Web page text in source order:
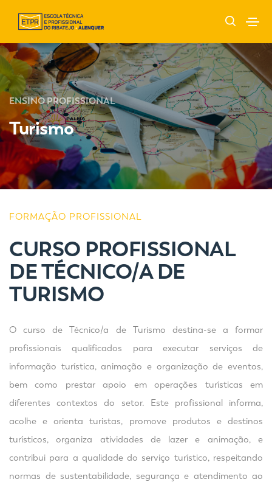
ENSINO PROFISSIONAL
Turismo
FORMAÇÃO PROFISSIONAL
CURSO PROFISSIONAL
DE TÉCNICO/A DE
TURISMO
O curso de Técnico/a de Turismo destina-se a formar
profissionais qualificados para executar serviços de
informação turística, animação e organização de eventos,
bem como prestar apoio em operações turísticas em
diferentes contextos do setor. Este profissional informa,
acolhe e orienta turistas, promove produtos e destinos
turísticos, organiza atividades de lazer e animação, e
contribui para a qualidade do serviço turístico, respeitando
normas de sustentabilidade, segurança e atendimento ao